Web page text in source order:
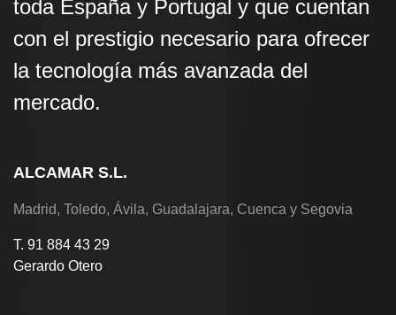
toda España y Portugal y que cuentan
con el prestigio necesario para ofrecer
la tecnología más avanzada del
mercado.
ALCAMAR S.L.
Madrid, Toledo, Ávila, Guadalajara, Cuenca y Segovia
T. 91 884 43 29
Gerardo Otero